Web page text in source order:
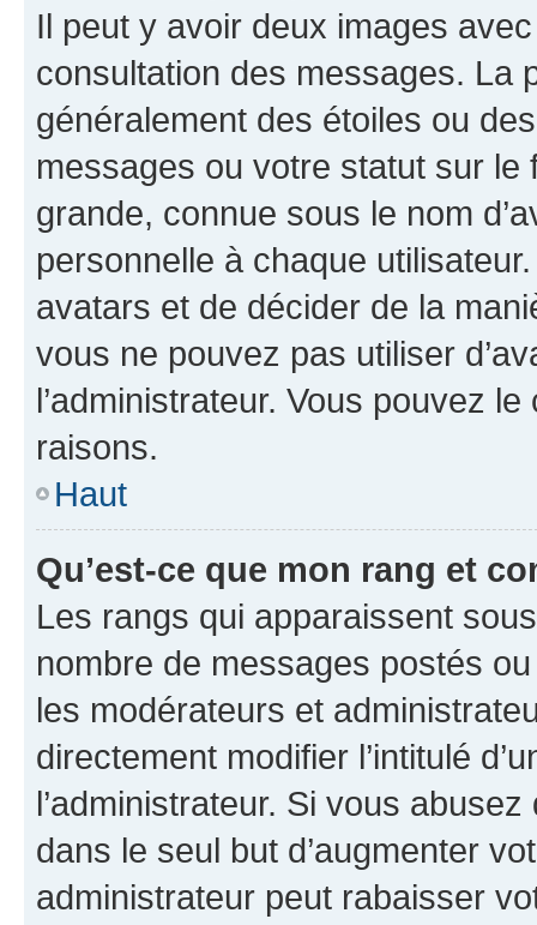
Il peut y avoir deux images
consultation des messages. La
généralement des étoiles ou
messages ou votre statut sur
grande, connue sous le nom
personnelle à chaque utilisateur.
avatars et de décider de la
vous ne pouvez pas utiliser
l’administrateur. Vous pouvez
raisons.
Haut
Qu’est-ce que mon rang et
Les rangs qui apparaissent
nombre de messages postés
les modérateurs et
directement modifier l’intitulé
l’administrateur. Si vous
dans le seul but d’augmenter
administrateur peut rabaisser